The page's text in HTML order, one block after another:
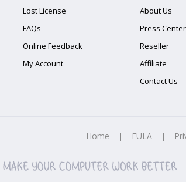
Lost License
FAQs
Online Feedback
My Account
About Us
Press Center
Reseller
Affiliate
Contact Us
Home | EULA |